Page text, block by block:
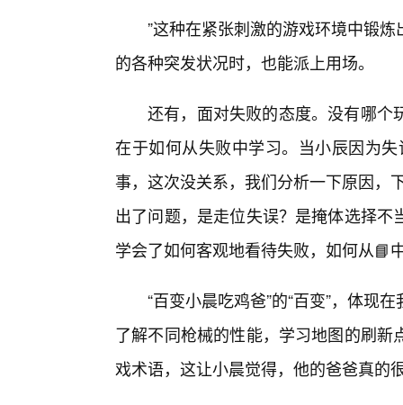
”这种在紧张刺激的游戏环境中锻
的各种突发状况时，也能派上用场。
还有，面对失败的态度。没有哪个
在于如何从失败中学习。当小辰因为
事，这次没关系，我们分析一下原因，
出了问题，是走位失误？是掩体选择
学会了如何客观地看待失败，如何从📘
“百变小晨吃鸡爸”的“百变”，体现
了解不同枪械的性能，学习地图的刷
戏术语，这让小晨觉得，他的爸爸真的